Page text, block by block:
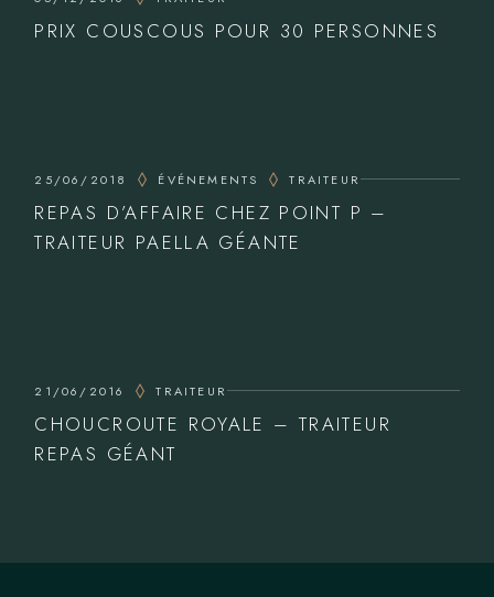
PRIX COUSCOUS POUR 30 PERSONNES
25/06/2018 ÉVÉNEMENTS TRAITEUR
REPAS D’AFFAIRE CHEZ POINT P –
TRAITEUR PAELLA GÉANTE
21/06/2016 TRAITEUR
CHOUCROUTE ROYALE – TRAITEUR
REPAS GÉANT